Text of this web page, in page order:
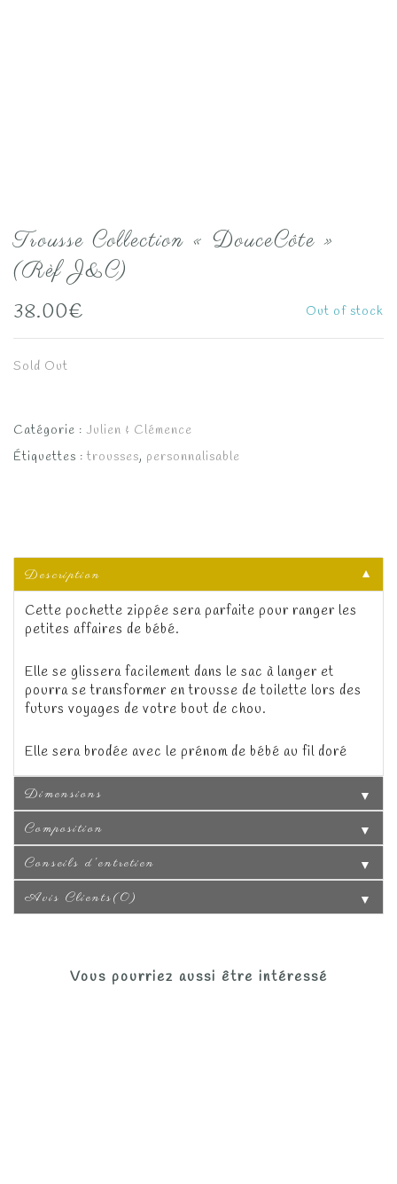
Trousse Collection « DouceCôte »
(Rèf J&C)
38.00€ Out of stock
Sold Out
Catégorie : Julien & Clémence
Étiquettes : trousses, personnalisable
Description
▼
Cette pochette zippée sera parfaite pour ranger les
petites affaires de bébé.
Elle se glissera facilement dans le sac à langer et
pourra se transformer en trousse de toilette lors des
futurs voyages de votre bout de chou.
Elle sera brodée avec le prénom de bébé au fil doré
Dimensions ▼
Composition ▼
Conseils d'entretien ▼
Avis Clients(0) ▼
Vous pourriez aussi être intéressé